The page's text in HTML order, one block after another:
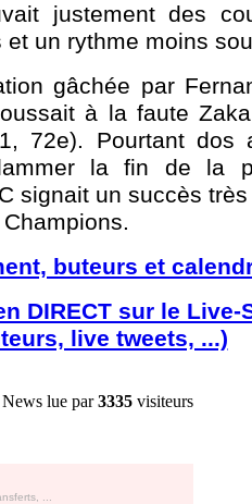
justement des
un rythme moins
gâchée par
à la faute
72e). Pourtant dos
la fin de la
signait un succès
buteurs et
DIRECT sur le Live-
live tweets, ...)
News lue par3335 visiteurs
...